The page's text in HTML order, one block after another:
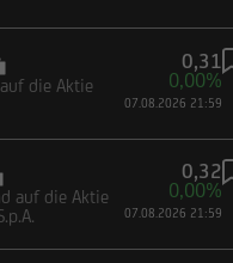
die Aktie
0,31
0,00%
07.08.2026 21:59
auf die Aktie
0,32
0,00%
07.08.2026 21:59